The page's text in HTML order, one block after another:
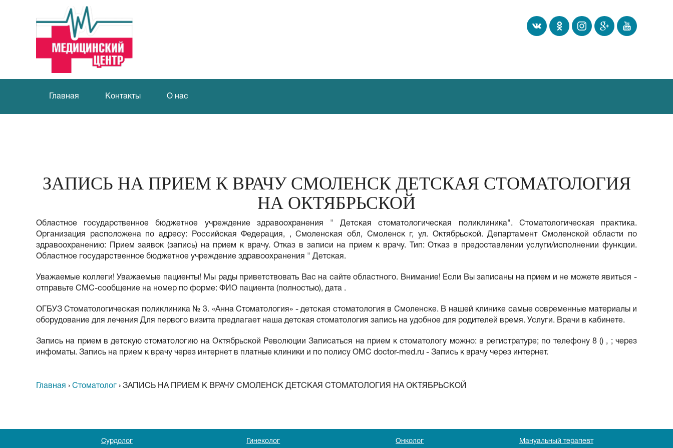
Главная Контакты О нас
ЗАПИСЬ НА ПРИЕМ К ВРАЧУ СМОЛЕНСК ДЕТСКАЯ СТОМАТОЛОГИЯ
НА ОКТЯБРЬСКОЙ
Областное государственное бюджетное учреждение здравоохранения " Детская стоматологическая поликлиника". Стоматологическая практика.
Организация расположена по адресу: Российская Федерация, , Смоленская обл, Смоленск г, ул. Октябрьской. Департамент Смоленской области по
здравоохранению: Прием заявок (запись) на прием к врачу. Отказ в записи на прием к врачу. Тип: Отказ в предоставлении услуги/исполнении функции.
Областное государственное бюджетное учреждение здравоохранения " Детская.
Уважаемые коллеги! Уважаемые пациенты! Мы рады приветствовать Вас на сайте областного. Внимание! Если Вы записаны на прием и не можете явиться -
отправьте СМС-сообщение на номер по форме: ФИО пациента (полностью), дата .
ОГБУЗ Стоматологическая поликлиника № 3. «Анна Стоматология» - детская стоматология в Смоленске. В нашей клинике самые современные материалы и
оборудование для лечения Для первого визита предлагает наша детская стоматология запись на удобное для родителей время. Услуги. Врачи в кабинете.
Запись на прием в детскую стоматологию на Октябрьской Революции Записаться на прием к стоматологу можно: в регистратуре; по телефону 8 () , ; через
инфоматы. Запись на прием к врачу через интернет в платные клиники и по полису ОМС doctor-med.ru - Запись к врачу через интернет.
Главная › Стоматолог › ЗАПИСЬ НА ПРИЕМ К ВРАЧУ СМОЛЕНСК ДЕТСКАЯ СТОМАТОЛОГИЯ НА ОКТЯБРЬСКОЙ
Сурдолог Гинеколог Онколог
Мануальный терапевт